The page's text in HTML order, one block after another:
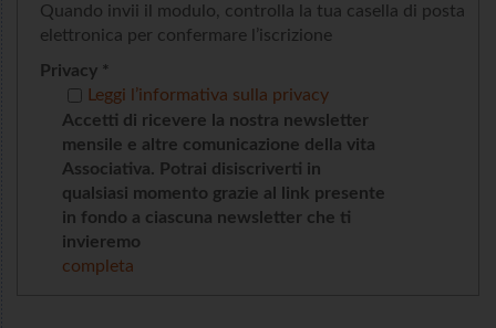
Quando invii il modulo, controlla la tua casella di posta
elettronica per confermare l’iscrizione
Privacy *
Accetti di ricevere la nostra newsletter
mensile e altre comunicazione della vita
Associativa. Potrai disiscriverti in
qualsiasi momento grazie al link presente
in fondo a ciascuna newsletter che ti
invieremo
Leggi l’informativa sulla privacy
completa